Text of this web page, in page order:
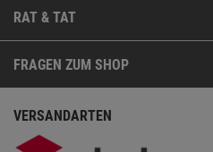
RAT & TAT
FRAGEN ZUM SHOP
VERSANDARTEN